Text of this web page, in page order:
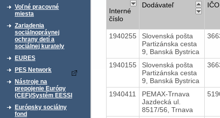
Voľné pracovné
miesta
Zariadenia
sociálnoprávnej
ochrany detí a
sociálnej kurately
EURES
PES Network
Nástroje na
prepojenie Európy
(CEF)/Systém EESSI
Európsky sociálny
fond
Interné
číslo
Dodávateľ IČO
1940255
Slovenská pošta
Partizánska cesta
9, Banská Bystrica
1940155
Slovenská pošta
Partizánska cesta
9, Banská Bystrica
1940411
PEMAX-Trnava
Jazdecká ul.
8517/56, Trnava